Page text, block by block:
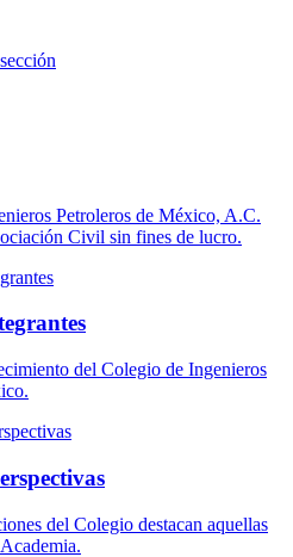
Petroleros de México, A.C.
Civil sin fines de lucro.
del Colegio de Ingenieros
del Colegio destacan aquellas